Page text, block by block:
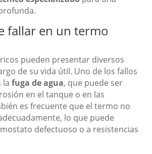
fallar en un termo
pueden presentar diversos
de su vida útil. Uno de los fallos
lafuga de agua, que puede ser
en el tanque o en las
es frecuente que el termo no
lo que puede
defectuoso o a resistencias